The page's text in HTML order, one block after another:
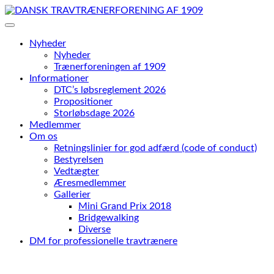
Skip
to
Nyheder
Nyheder
Trænerforeningen af 1909
Informationer
DTC’s løbsreglement 2026
Propositioner
Storløbsdage 2026
Medlemmer
Om os
Retningslinier for god adfærd (code of conduct)
Bestyrelsen
Vedtægter
Æresmedlemmer
Gallerier
Mini Grand Prix 2018
Bridgewalking
Diverse
DM for professionelle travtrænere